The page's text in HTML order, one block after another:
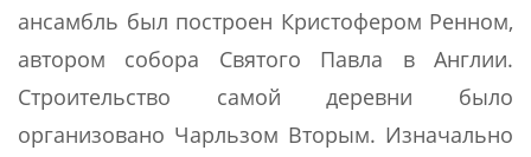
ансамбль был построен Кристофером Ренном,
автором собора Святого Павла в Англии.
Строительство самой деревни было
организовано Чарльзом Вторым. Изначально